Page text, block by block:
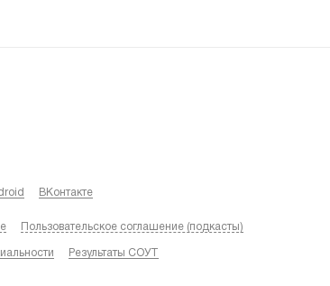
ВКонтакте
Пользовательское соглашение (подкасты)
Результаты СОУТ